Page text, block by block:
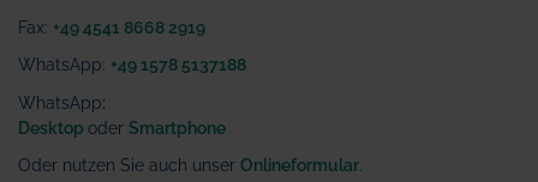
Fax: +49 4541 8668 2919
WhatsApp: +49 1578 5137188
WhatsApp:
Desktop oder Smartphone
Oder nutzen Sie auch unser Onlineformular